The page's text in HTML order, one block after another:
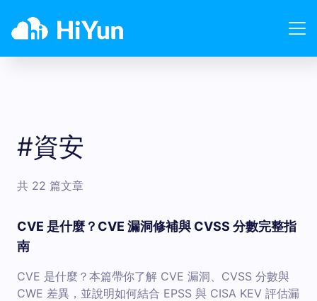
#資安
共 22 篇文章
CVE 是什麼？CVE 漏洞修補與 CVSS 分數完整指
南
CVE 是什麼？本篇帶你了解 CVE 漏洞、CVSS 分數與
CWE 差異，並說明如何結合 EPSS 與 CISA KEV 評估漏